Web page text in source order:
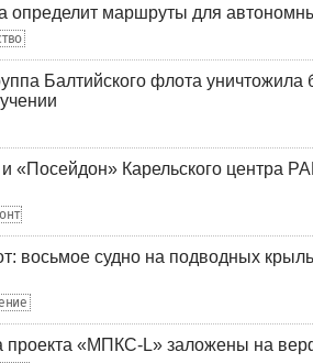
определит маршруты для
Балтийского флота уничтожила
«Посейдон» Карельского центра
восьмое судно на подводных
проекта «МПКС-L» заложены на